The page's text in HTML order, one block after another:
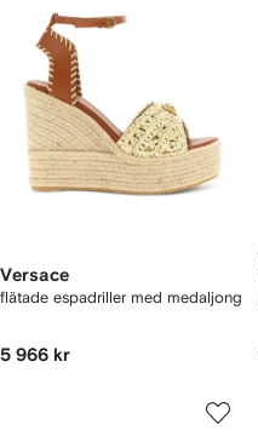
Versace
flätade espadriller med medaljong
5 966 kr